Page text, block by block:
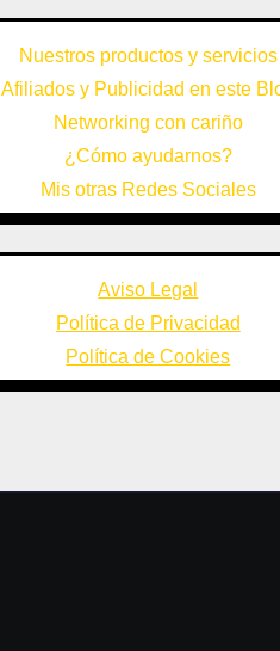
Nuestros productos y servicios
Afiliados y Publicidad en este
Networking con cariño
¿Cómo ayudarnos?
Mis otras Redes Sociales
Aviso Legal
Política de Privacidad
Política de Cookies